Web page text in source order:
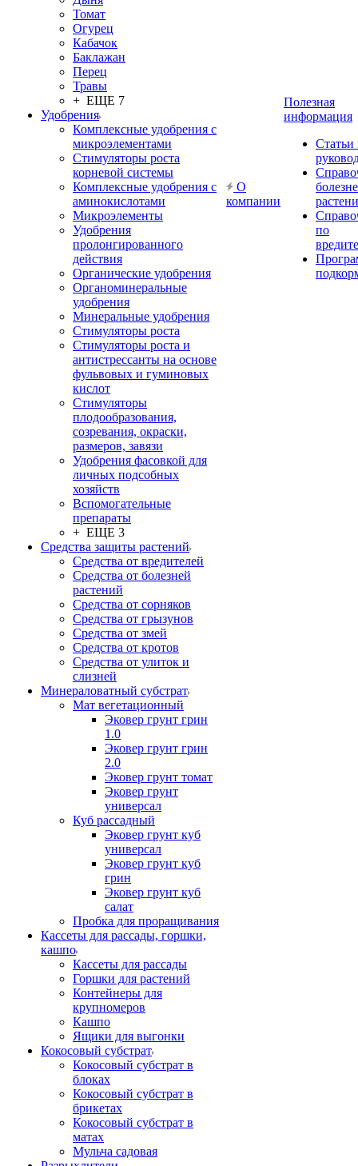
Томат
Огурец
Кабачок
Баклажан
Перец
Травы
+ ЕЩЕ 7
Удобрения
Комплексные удобрения с
микроэлементами
Стимуляторы роста
корневой системы
Комплексные удобрения с
аминокислотами
Микроэлементы
Удобрения
пролонгированного
действия
Органические удобрения
Органоминеральные
удобрения
Минеральные удобрения
Стимуляторы роста
Стимуляторы роста и
антистрессанты на основе
фульвовых и гуминовых
кислот
Стимуляторы
плодообразования,
созревания, окраски,
размеров, завязи
Удобрения фасовкой для
личных подсобных
хозяйств
Вспомогательные
препараты
+ ЕЩЕ 3
Средства защиты растений
Средства от вредителей
Средства от болезней
растений
Средства от сорняков
Средства от грызунов
Средства от змей
Средства от кротов
Средства от улиток и
слизней
Минераловатный субстрат
Мат вегетационный
Эковер грунт грин
1.0
Эковер грунт грин
2.0
Эковер грунт томат
Эковер грунт
универсал
Куб рассадный
Эковер грунт куб
универсал
Эковер грунт куб
грин
Эковер грунт куб
салат
Пробка для проращивания
Кассеты для рассады, горшки,
кашпо
Кассеты для рассады
Горшки для растений
Контейнеры для
крупномеров
Кашпо
Ящики для выгонки
Кокосовый субстрат
Кокосовый субстрат в
блоках
Кокосовый субстрат в
брикетах
Кокосовый субстрат в
матах
Мульча садовая
О
компании
Полезная
информация
Статьи
по